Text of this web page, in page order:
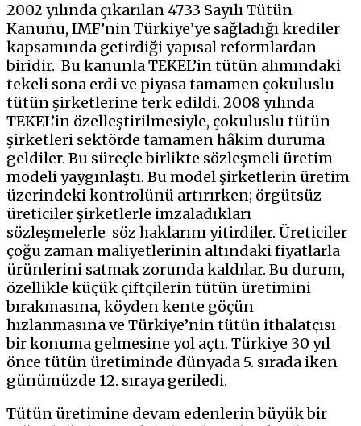
2002 yılında çıkarılan 4733 Sayılı Tütün
Kanunu, IMF’nin Türkiye’ye sağladığı krediler
kapsamında getirdiği yapısal reformlardan
biridir. Bu kanunla TEKEL’in tütün alımındaki
tekeli sona erdi ve piyasa tamamen çokuluslu
tütün şirketlerine terk edildi. 2008 yılında
TEKEL’in özelleştirilmesiyle, çokuluslu tütün
şirketleri sektörde tamamen hâkim duruma
geldiler. Bu süreçle birlikte sözleşmeli üretim
modeli yaygınlaştı. Bu model şirketlerin üretim
üzerindeki kontrolünü artırırken; örgütsüz
üreticiler şirketlerle imzaladıkları
sözleşmelerle söz haklarını yitirdiler. Üreticiler
çoğu zaman maliyetlerinin altındaki fiyatlarla
ürünlerini satmak zorunda kaldılar. Bu durum,
özellikle küçük çiftçilerin tütün üretimini
bırakmasına, köyden kente göçün
hızlanmasına ve Türkiye’nin tütün ithalatçısı
bir konuma gelmesine yol açtı. Türkiye 30 yıl
önce tütün üretiminde dünyada 5. sırada iken
günümüzde 12. sıraya geriledi.
Tütün üretimine devam edenlerin büyük bir